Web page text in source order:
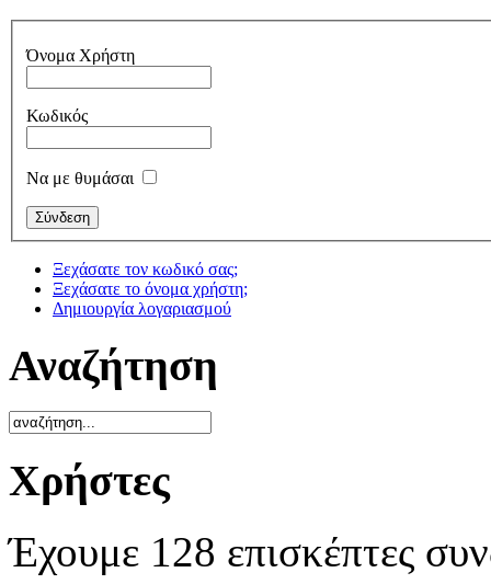
Όνομα Χρήστη
Κωδικός
Να με θυμάσαι
Ξεχάσατε τον κωδικό σας;
Ξεχάσατε το όνομα χρήστη;
Δημιουργία λογαριασμού
Αναζήτηση
Χρήστες
Έχουμε 128 επισκέπτες